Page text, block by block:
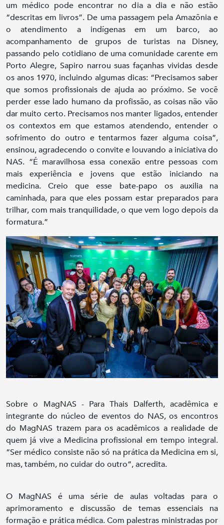
um médico pode encontrar no dia a dia e não estão
“descritas em livros”. De uma passagem pela Amazônia e
o atendimento a indígenas em um barco, ao
acompanhamento de grupos de turistas na Disney,
passando pelo cotidiano de uma comunidade carente em
Porto Alegre, Sapiro narrou suas façanhas vividas desde
os anos 1970, incluindo algumas dicas: “Precisamos saber
que somos profissionais de ajuda ao próximo. Se você
perder esse lado humano da profissão, as coisas não vão
dar muito certo. Precisamos nos manter ligados, entender
os contextos em que estamos atendendo, entender o
sofrimento do outro e tentarmos fazer alguma coisa”,
ensinou, agradecendo o convite e louvando a iniciativa do
NAS. “É maravilhosa essa conexão entre pessoas com
mais experiência e jovens que estão iniciando na
medicina. Creio que esse bate-papo os auxilia na
caminhada, para que eles possam estar preparados para
trilhar, com mais tranquilidade, o que vem logo depois da
formatura.”
Sobre o MagNAS - Para Thais Dalferth, acadêmica e
integrante do núcleo de eventos do NAS, os encontros
do MagNAS trazem para os acadêmicos a realidade de
quem já vive a Medicina profissional em tempo integral.
“Ser médico consiste não só na prática da Medicina em si,
mas, também, no cuidar do outro“, acredita.
O MagNAS é uma série de aulas voltadas para o
aprimoramento e discussão de temas essenciais na
formação e prática médica. Com palestras ministradas por